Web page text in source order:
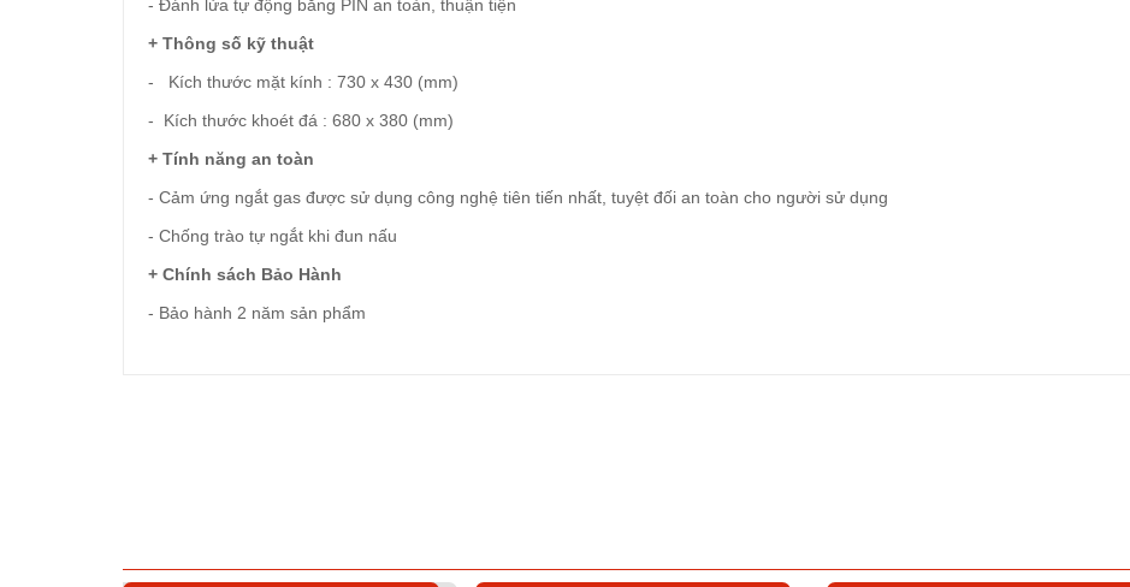
- Đánh lửa tự động bằng PIN an toàn, thuận tiện
+ Thông số kỹ thuật
- Kích thước mặt kính : 730 x 430 (mm)
- Kích thước khoét đá : 680 x 380 (mm)
+ Tính năng an toàn
- Cảm ứng ngắt gas được sử dụng công nghệ tiên tiến nhất, tuyệt đối an toàn cho người sử dụng
- Chống trào tự ngắt khi đun nấu
+ Chính sách Bảo Hành
- Bảo hành 2 năm sản phẩm